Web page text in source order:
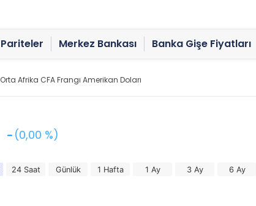
Pariteler Merkez Bankası Banka Gişe Fiyatları
Orta Afrika CFA Frangı Amerikan Doları
(0,00 %)
24 Saat Günlük 1 Hafta 1 Ay 3 Ay 6 Ay